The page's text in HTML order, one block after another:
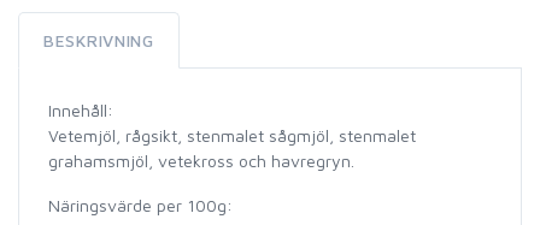
BESKRIVNING
Innehåll:
Vetemjöl, rågsikt, stenmalet sågmjöl, stenmalet
grahamsmjöl, vetekross och havregryn.
Näringsvärde per 100g: